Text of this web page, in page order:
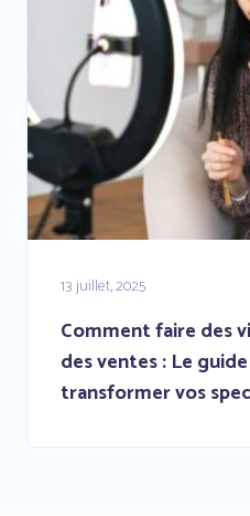
13 juillet, 2025
Comment faire des
des ventes : Le
transformer vos